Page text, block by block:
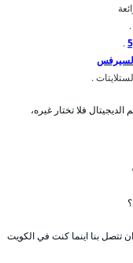
.
.
.
فلا تختار غيره،
تتصل بنا اينما كنت في الكويت